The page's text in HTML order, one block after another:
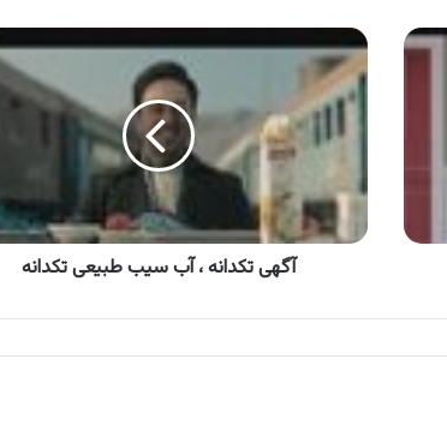
آگهی
تکدانه
،
سیب
تکدانه
آگهی تکدانه ، آب سیب طبیعی تکدانه